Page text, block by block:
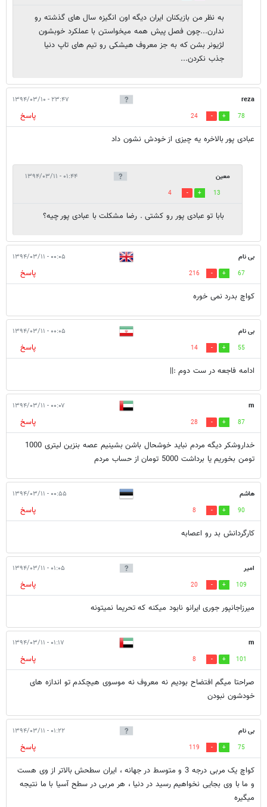
به نظر من بازیکنان ایران دیگه اون انگیزه سال های گذشته رو
ندارن...چون فصل پیش همه میخواستن با عملکرد خوبشون
لژیونر بشن که به جز معروف هیشکی رو تیم های تاپ دنیا
جذب نکردن...
reza ۲۳:۴۷ - ۱۳۹۴/۰۳/۱۰
78
24
پاسخ
عبادی پور بالاخره یه چیزی از خودش نشون داد
معین ۰۱:۴۴ - ۱۳۹۴/۰۳/۱۱
13
4
بابا تو عبادی پور رو کشتی . رضا مشکلت با عبادی پور چیه؟
بی نام ۰۰:۰۵ - ۱۳۹۴/۰۳/۱۱
67
216
پاسخ
کواچ بدرد نمی خوره
بی نام ۰۰:۰۵ - ۱۳۹۴/۰۳/۱۱
55
14
پاسخ
ادامه فاجعه در ست دوم :||
m ۰۰:۰۷ - ۱۳۹۴/۰۳/۱۱
87
28
پاسخ
خداروشکر دیگه مردم نباید خوشحال باشن بشینیم عصه بنزین لیتری 1000
تومن بخوریم یا برداشت 5000 تومان از حساب مردم
هاشم ۰۰:۵۵ - ۱۳۹۴/۰۳/۱۱
90
8
پاسخ
کارگردانش بد رو اعصابه
امير ۰۱:۰۵ - ۱۳۹۴/۰۳/۱۱
109
20
پاسخ
ميرزاجانپور جوری ایرانو نابود میکنه که تحريما نمیتونه
m ۰۱:۱۷ - ۱۳۹۴/۰۳/۱۱
101
8
پاسخ
صراحتا میگم افتضاح بودیم نه معروف نه موسوی هیچکدم تو اندازه های
خودشون نبودن
بی نام ۰۱:۲۲ - ۱۳۹۴/۰۳/۱۱
75
119
پاسخ
کواچ یک مربی درجه 3 و متوسط در جهانه ، ایران سطحش بالاتر از وی هست
و ما با وی بجایی نخواهیم رسید در دنیا ، هر مربی در سطح آسیا با ما نتیجه
میگیره